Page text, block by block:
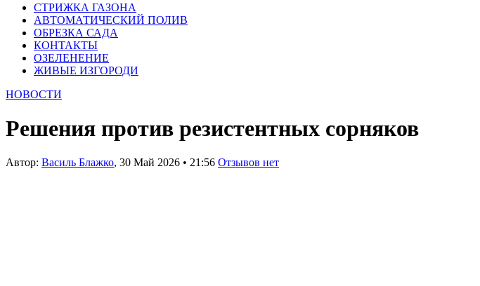
СТРИЖКА ГАЗОНА
АВТОМАТИЧЕСКИЙ ПОЛИВ
ОБРЕЗКА САДА
КОНТАКТЫ
ОЗЕЛЕНЕНИЕ
ЖИВЫЕ ИЗГОРОДИ
НОВОСТИ
Решения против резистентных сорняков
Автор: Василь Блажко, 30 Май 2026 • 21:56 Отзывов нет